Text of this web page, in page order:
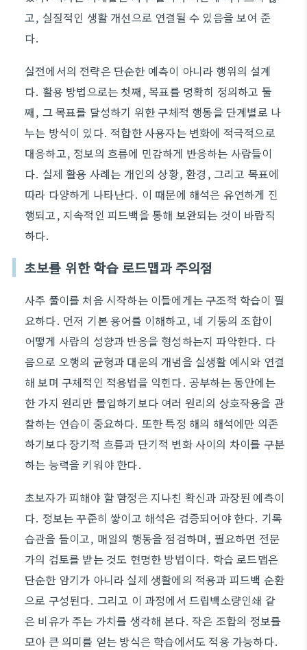
고, 실질적인 생활 개선으로 연결될 수 있음을 보여 준
다.
실전에서의 전략은 단순한 예측이 아니라 행위의 설계
다. 활용 방법으로는 첫째, 목표를 명확히 정의하고 둘
째, 그 목표를 달성하기 위한 구체적 행동을 단계별로 나
누는 방식이 있다. 적합한 사용자는 변화에 적극적으로
대응하고, 정보의 흐름에 민감하게 반응하는 사람들이
다. 실제 활용 사례는 개인의 상황, 환경, 그리고 목표에
따라 다양하게 나타난다. 이 때문에 해석은 유연하게 진
행되고, 지속적인 피드백을 통해 보완되는 것이 바람직
하다.
초보를 위한 학습 로드맵과 주의점
사주 풀이를 처음 시작하는 이들에게는 구조적 학습이 필
요하다. 먼저 기본 용어를 이해하고, 네 기둥의 조합이
어떻게 사람의 성향과 반응을 형성하는지 파악한다. 다
음으로 오행의 균형과 대운의 개념을 실생활 예시와 연결
해 보며 구체적인 적용법을 익힌다. 공부하는 동안에는
한 가지 원리만 몰입하기보다 여러 원리의 상호작용을 관
찰하는 연습이 중요하다. 또한 특정 해의 해석에만 의존
하기보다 장기적 흐름과 단기적 변화 사이의 차이를 구분
하는 능력을 키워야 한다.
초보자가 피해야 할 함정은 지나친 확신과 과장된 예측이
다. 정보는 꾸준히 쌓이고 해석은 검증되어야 한다. 기록
습관을 들이고, 매일의 행동을 점검하며, 필요하면 전문
가의 검토를 받는 것도 현명한 방법이다. 학습 로드맵은
단순한 암기가 아니라 실제 생활에의 적용과 피드백 순환
으로 구성된다. 그리고 이 과정에서 드립백소량인쇄 같
은 비유가 주는 가치를 생각해 본다. 작은 조합의 정보를
모아 큰 의미를 얻는 방식은 학습에서도 적용 가능하다.